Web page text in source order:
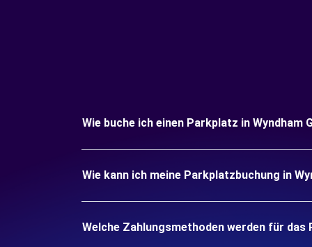
Wie buche ich einen Parkplatz in Wyndham
Wie kann ich meine Parkplatzbuchung in
Welche Zahlungsmethoden werden für